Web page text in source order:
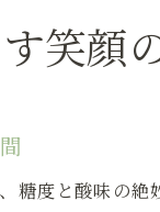
香りがもたら
ぶどうの香り
香りで記憶に
笑顔
糖度と酸味の